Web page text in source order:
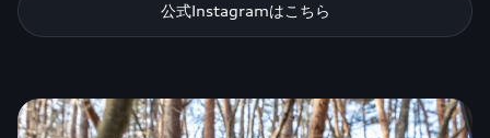
公式Instagramはこちら